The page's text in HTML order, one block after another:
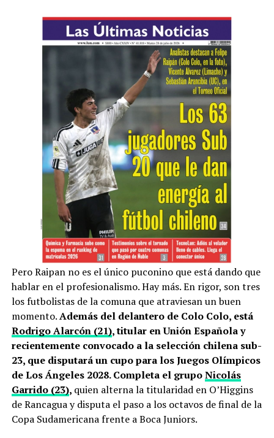
Pero Raipan no es el único puconino que está dando que
hablar en el profesionalismo. Hay más. En rigor, son tres
los futbolistas de la comuna que atraviesan un buen
momento.Además del delantero de Colo Colo, está
Rodrigo Alarcón (21), titular en Unión Española y
recientemente convocado a la selección chilena sub-
23, que disputará un cupo para los Juegos Olímpicos
de Los Ángeles 2028. Completa el grupoNicolás
Garrido (23), quien alterna la titularidad en O’Higgins
de Rancagua y disputa el paso a los octavos de final de la
Copa Sudamericana frente a Boca Juniors.